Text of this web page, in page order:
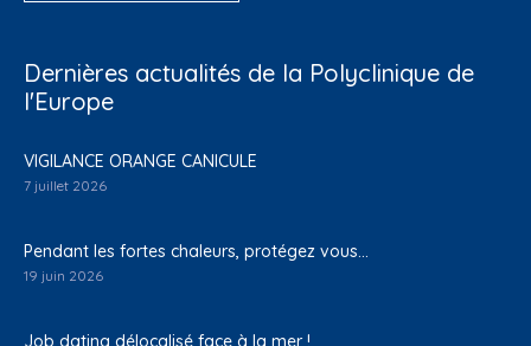
Dernières actualités de la Polyclinique de
l'Europe
VIGILANCE ORANGE CANICULE
7 juillet 2026
Pendant les fortes chaleurs, protégez vous…
19 juin 2026
Job dating délocalisé face à la mer !